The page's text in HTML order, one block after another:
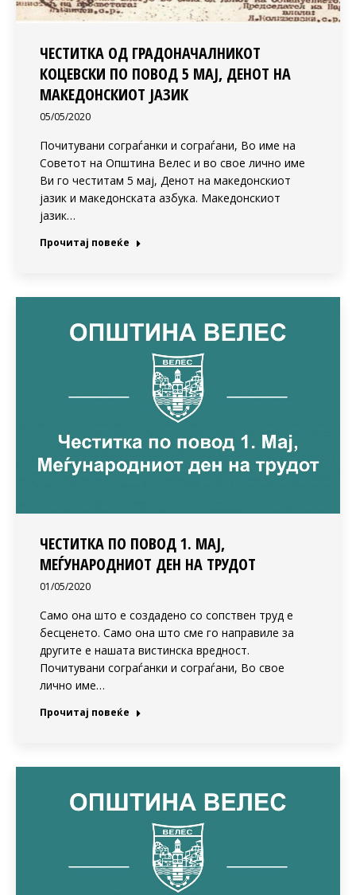
ЧЕСТИТКА ОД ГРАДОНАЧАЛНИКОТ
КОЦЕВСКИ ПО ПОВОД 5 МАЈ, ДЕНОТ НА
МАКЕДОНСКИОТ ЈАЗИК
05/05/2020
Почитувани сограѓанки и сограѓани, Во име на
Советот на Општина Велес и во свое лично име
Ви го честитам 5 мај, Денот на македонскиот
јазик и македонската азбука. Македонскиот
јазик…
Прочитај повеќе
ЧЕСТИТКА ПО ПОВОД 1. МАЈ,
МЕЃУНАРОДНИОТ ДЕН НА ТРУДОТ
01/05/2020
Само она што е создадено со сопствен труд е
бесценето. Само она што сме го направиле за
другите е нашата вистинска вредност.
Почитувани сограѓанки и сограѓани, Во свое
лично име…
Прочитај повеќе